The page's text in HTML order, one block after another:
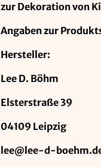
zur Dekoration von
Angaben zur
Hersteller:
Lee D. Böhm
Elsterstraße 39
04109 Leipzig
lee@lee-d-